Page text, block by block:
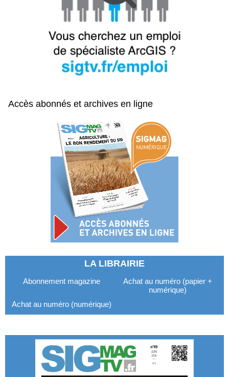
Accès abonnés et archives en ligne
LA LIBRAIRIE
Abonnement magazine
Achat au numéro (papier +
numérique)
Achat au numéro (numérique)